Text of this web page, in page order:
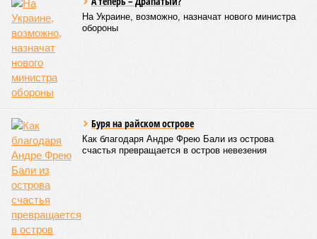
невообразимыми: наводнение погребло под собой
территорию в 180 тыс. квадратных километров, что равно
по площади Карелии, шести Курским или Калужским
областям, десятку Чуваший.
В общем, недаром события 1931-го находятся на первом
месте в списке самых смертоносных стихийных бедствий,
пострадавших в тот год достигло 53 млн человек, число
погибших, по некоторым оценкам, составило 4 миллиона.
Впрочем, для Китая подобное не в новинку. Так, в сентябре
1887 года вода прорвала многочисленные дамбы на реке
Хуанхэ и быстро залила почти весь Северный Китай, так
как местность там довольно низменная, и потоп просто не
встречал препятствий на своём пути, уничтожая деревни и
целые города. Водой залило 130 тыс. квадратных